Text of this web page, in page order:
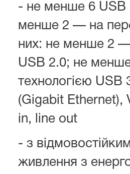
- не менше 6 USB
менше 2 — на
них: не менше 2 —
USB 2.0; не
технологією USB
(Gigabit Ethernet),
in, line out
- з
живлення з